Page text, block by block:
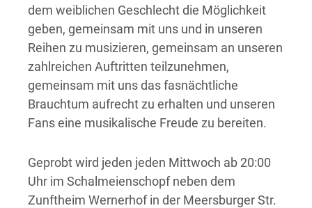
dem weiblichen Geschlecht die Möglichkeit
geben, gemeinsam mit uns und in unseren
Reihen zu musizieren, gemeinsam an unseren
zahlreichen Auftritten teilzunehmen,
gemeinsam mit uns das fasnächtliche
Brauchtum aufrecht zu erhalten und unseren
Fans eine musikalische Freude zu bereiten.
Geprobt wird jeden jeden Mittwoch ab 20:00
Uhr im Schalmeienschopf neben dem
Zunftheim Wernerhof in der Meersburger Str.